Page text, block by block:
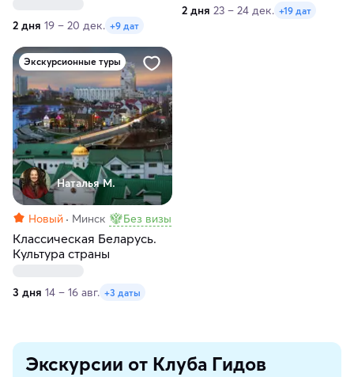
2 дня 19 – 20 дек. +9 дат
2 дня 23 – 24 дек. +19 дат
Экскурсионные туры
Наталья М.
Новый Минск Без визы
Классическая Беларусь.
Культура страны
3 дня 14 – 16 авг. +3 даты
Экскурсии от Клуба Гидов